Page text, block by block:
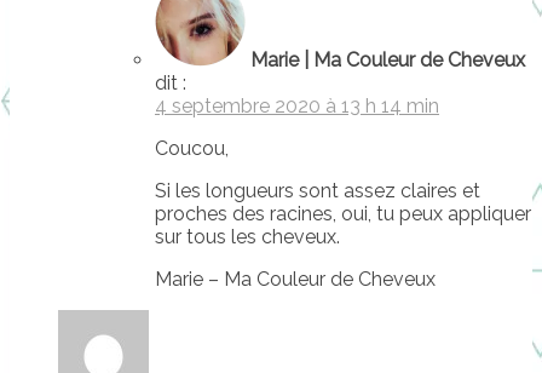
Marie | Ma Couleur de Cheveux
dit :
4 septembre 2020 à 13 h 14 min
Coucou,
Si les longueurs sont assez claires et
proches des racines, oui, tu peux appliquer
sur tous les cheveux.
Marie – Ma Couleur de Cheveux